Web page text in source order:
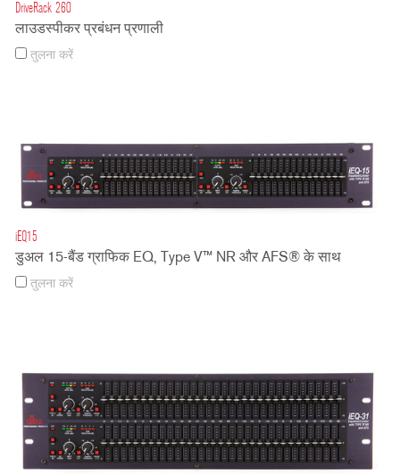
DriveRack 260
लाउडस्पीकर प्रबंधन प्रणाली
तुलना करें
iEQ15
डुअल 15-बैंड ग्राफिक EQ, Type V™ NR और AFS® के साथ
तुलना करें